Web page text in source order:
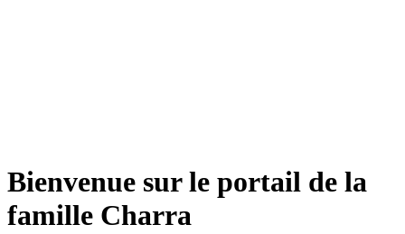
Bienvenue sur le portail de la
famille Charra